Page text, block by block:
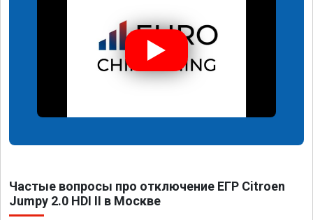
Частые вопросы про отключение ЕГР Citroen
Jumpy 2.0 HDI II в Москве